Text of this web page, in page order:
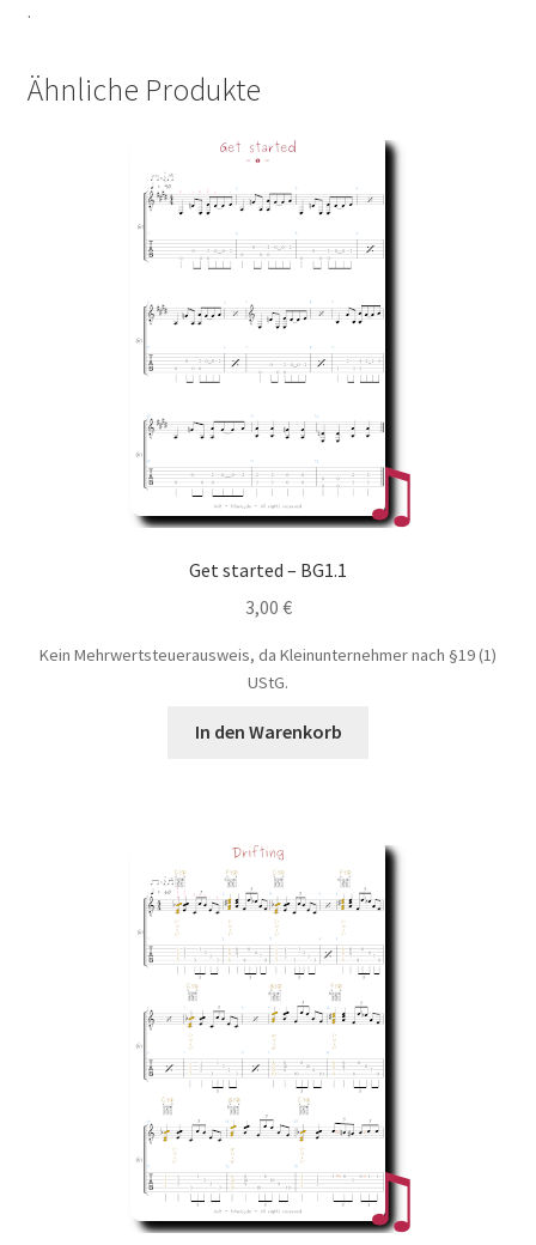
.
Ähnliche Produkte
Get started – BG1.1
3,00 €
Kein Mehrwertsteuerausweis, da Kleinunternehmer nach §19 (1)
UStG.
In den Warenkorb